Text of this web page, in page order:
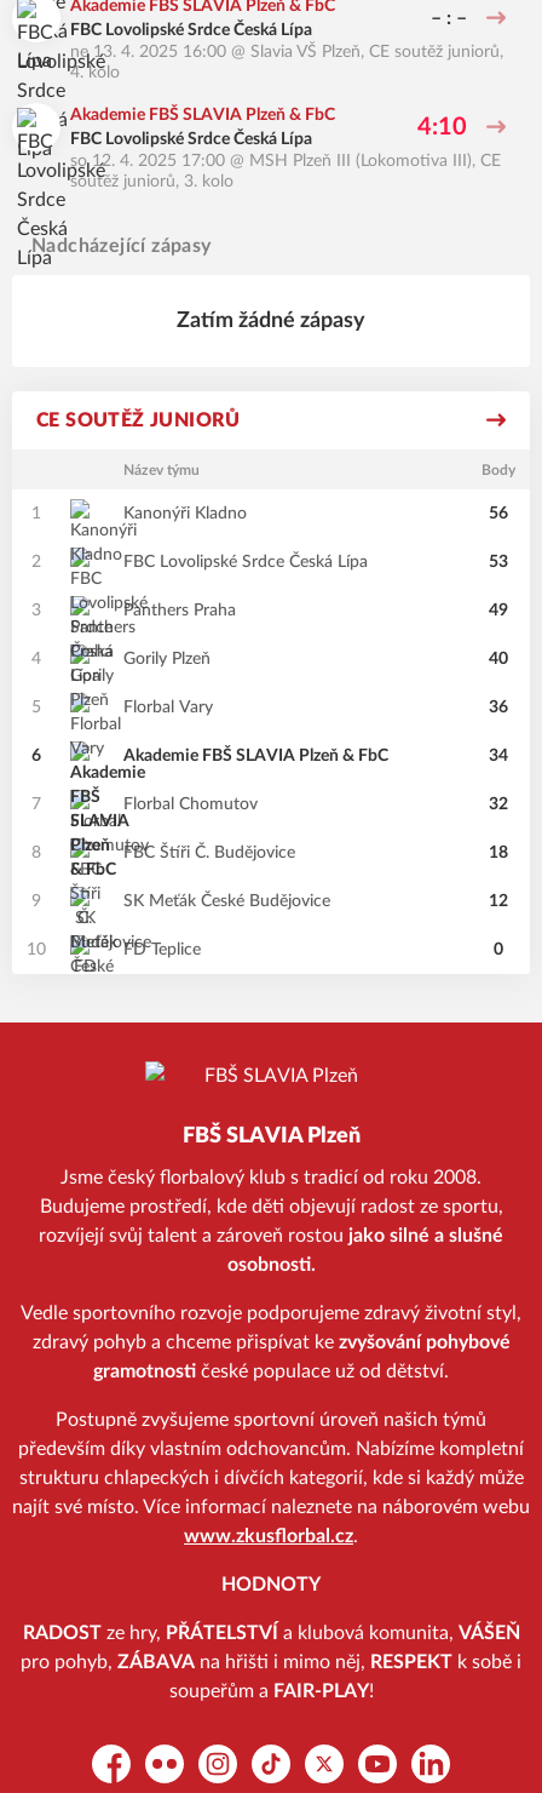
Akademie FBŠ SLAVIA Plzeň & FbC
FBC Lovolipské Srdce Česká Lípa
– : –
ne 13. 4. 2025 16:00 @ Slavia VŠ Plzeň, CE soutěž juniorů,
4. kolo
Akademie FBŠ SLAVIA Plzeň & FbC
FBC Lovolipské Srdce Česká Lípa
4:10
so 12. 4. 2025 17:00 @ MSH Plzeň III (Lokomotiva III), CE
soutěž juniorů, 3. kolo
Nadcházející zápasy
Zatím žádné zápasy
CE SOUTĚŽ JUNIORŮ
Název týmu Body
1 Kanonýři Kladno 56
2 FBC Lovolipské Srdce Česká Lípa 53
3 Panthers Praha 49
4 Gorily Plzeň 40
5 Florbal Vary 36
6 Akademie FBŠ SLAVIA Plzeň & FbC 34
7 Florbal Chomutov 32
8 FBC Štíři Č. Budějovice 18
9 SK Meťák České Budějovice 12
10 FD Teplice 0
FBŠ SLAVIA Plzeň
Jsme český florbalový klub s tradicí od roku 2008.
Budujeme prostředí, kde děti objevují radost ze sportu,
rozvíjejí svůj talent a zároveň rostou jako silné a slušné
osobnosti.
Vedle sportovního rozvoje podporujeme zdravý životní styl,
zdravý pohyb a chceme přispívat kezvyšování pohybové
gramotnosti české populace už od dětství.
Postupně zvyšujeme sportovní úroveň našich týmů
především díky vlastním odchovancům. Nabízíme kompletní
strukturu chlapeckých i dívčích kategorií, kde si každý může
najít své místo. Více informací naleznete na náborovém webu
www.zkusflorbal.cz.
HODNOTY
RADOSTze hry, PŘÁTELSTVÍ a klubová komunita, VÁŠEŇ
pro pohyb, ZÁBAVA na hřišti i mimo něj, RESPEKT k sobě i
soupeřům a FAIR-PLAY!
FacebookFlickr Instagram
TikTok Platform X
YouTubeLinkedIn